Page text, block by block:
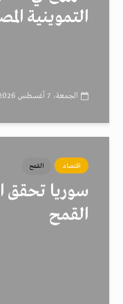
التموينية
الجمعة، 7 أغسطس 2026، 6:31 ص
اقتصاد القمح
سوريا تحقق
القمح